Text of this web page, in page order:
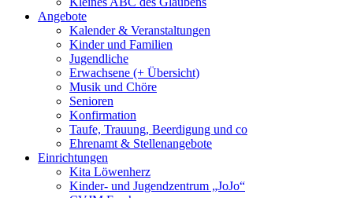
Angebote
Kalender & Veranstaltungen
Kinder und Familien
Jugendliche
Erwachsene (+ Übersicht)
Musik und Chöre
Senioren
Konfirmation
Taufe, Trauung, Beerdigung und co
Ehrenamt & Stellenangebote
Einrichtungen
Kita Löwenherz
Kinder- und Jugendzentrum „JoJo“